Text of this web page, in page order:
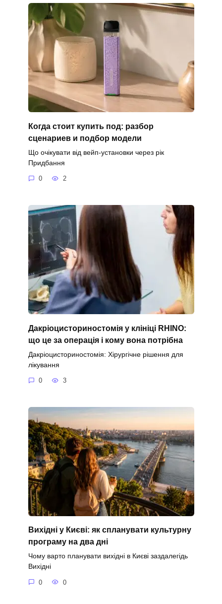
Когда стоит купить под: разбор
сценариев и подбор модели
Що очікувати від вейп-установки через рік
Придбання
0 2
Дакріоцисториностомія у клініці RHINO:
що це за операція і кому вона потрібна
Дакріоцисториностомія: Хірургічне рішення для
лікування
0 3
Вихідні у Києві: як спланувати культурну
програму на два дні
Чому варто планувати вихідні в Києві заздалегідь
Вихідні
0 0